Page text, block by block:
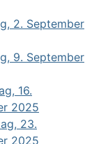
2. September
9. September
16.
2025
23.
2025